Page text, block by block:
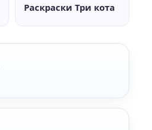
Раскраски Три кота